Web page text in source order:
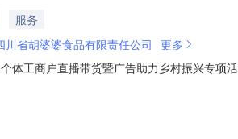
服务
川省胡婆婆食品有限责任公司 更多
体工商户直播带货暨广告助力乡村振兴专
经营主体甄选（第二季）综合评审工作。